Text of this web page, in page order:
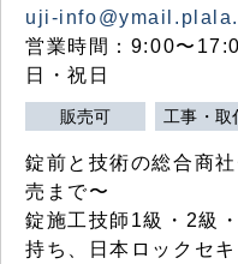
uji-
営業時間：9:00〜
日・祝日
販売可 工事・取
錠前と技術の総合商
売まで〜
錠施工技師1級・2級
持ち、日本ロックセ